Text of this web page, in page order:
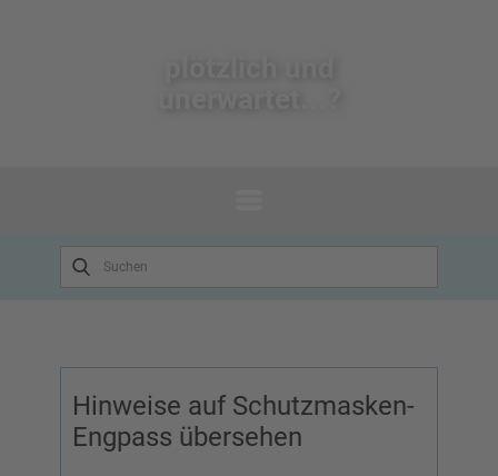
Hinweise auf Schutzmasken-
Engpass übersehen